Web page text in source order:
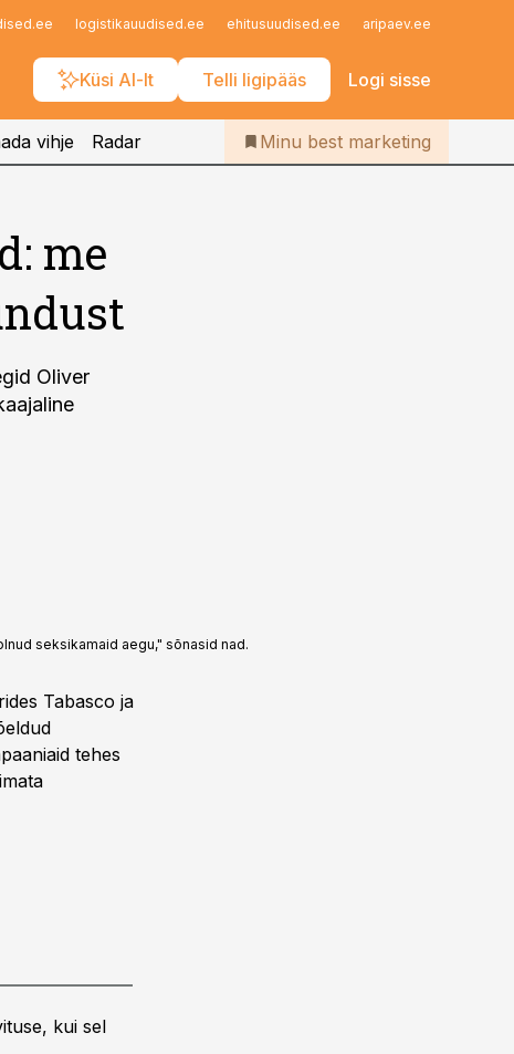
logistikauudised.ee ehitusuudised.ee aripaev.ee
Küsi AI-lt Telli ligipääs Logi sisse
Iseteenindus
Telli Bestmarketing
vihje Radar Minu best marketing
me
Oliver
seksikamaid aegu," sõnasid nad.
Tabasco ja
tehes
kui sel